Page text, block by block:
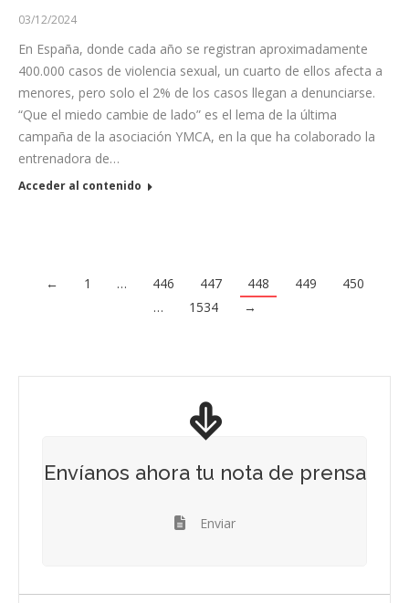
03/12/2024
En España, donde cada año se registran aproximadamente
400.000 casos de violencia sexual, un cuarto de ellos afecta a
menores, pero solo el 2% de los casos llegan a denunciarse.
“Que el miedo cambie de lado” es el lema de la última
campaña de la asociación YMCA, en la que ha colaborado la
entrenadora de…
Acceder al contenido
← 1 … 446 447 448 449
450
…
1534 →
Envíanos ahora tu nota de prensa
Enviar